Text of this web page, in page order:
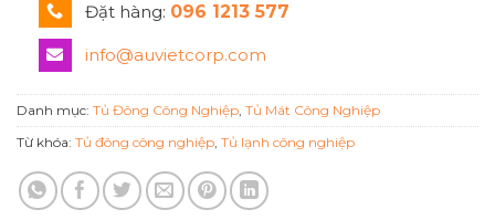
Đặt hàng: 096 1213 577
info@auvietcorp.com
Danh mục: Tủ Đông Công Nghiệp Tủ Mát Công Nghiệp
Từ khóa: Tủ đông công nghiệp Tủ lạnh công nghiệp